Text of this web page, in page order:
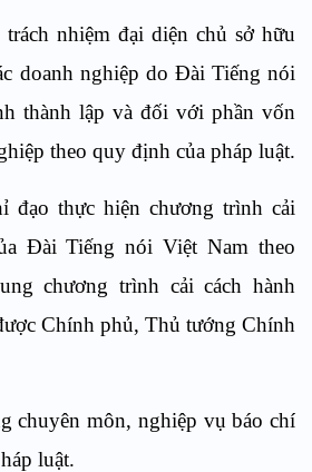
nhiệm đại diện chủ sở hữu
doanh nghiệp do Đài Tiếng nói
thành lập và đối với phần vốn
theo quy định của pháp luật.
đạo thực hiện chương trình cải
Đài Tiếng nói Việt Nam theo
chương trình cải cách hành
Chính phủ, Thủ tướng Chính
chuyên môn, nghiệp vụ báo chí
luật.